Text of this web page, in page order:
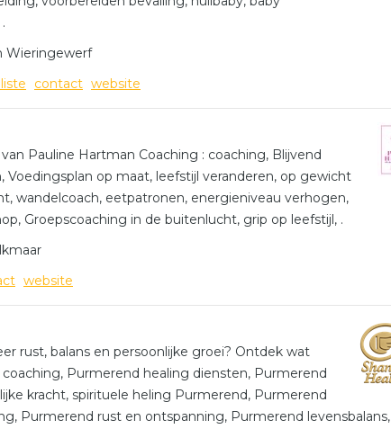
Wieringewerf
contact website
Pauline Hartman Coaching : coaching, Blijvend
op maat, leefstijl veranderen, op gewicht
wandelcoach, eetpatronen, energieniveau verhogen,
Groepscoaching in de buitenlucht, grip op leefstijl, .
website
rust, balans en persoonlijke groei? Ontdek wat
Purmerend healing diensten, Purmerend
kracht, spirituele heling Purmerend, Purmerend
Purmerend rust en ontspanning, Purmerend levensbalans,